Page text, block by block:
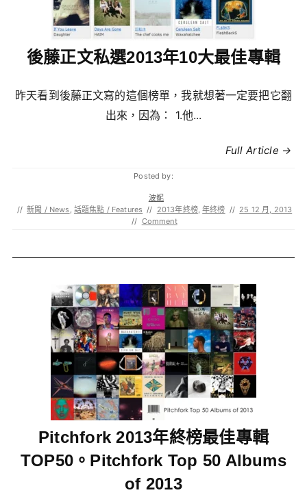
後藤正文私選2013年10大最佳專輯
昨天看到後藤正文寫的這個榜單，我就想著一定要把它翻
出來，因為： 1.他...
Full Article →
Posted by:
波妮
// 新聞 / News , 話題焦點 / Features // 2013年終榜,年終榜 // 25 12 月, 2013
// Comment
Pitchfork 2013年終榜最佳專輯
TOP50。Pitchfork Top 50 Albums
of 2013